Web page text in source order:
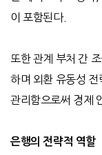
이 포함된다.
또한 관계 부처 간
하며 외환 유동성
관리함으로써 경제
은행의 전략적 역할